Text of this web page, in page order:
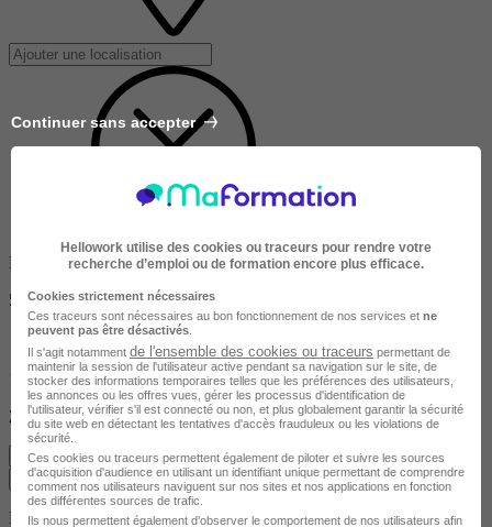
Dans un rayon de
50km
10km
200km
Effacer
Valider
Durée de la formation
Continuer sans accepter
Hellowork utilise des cookies ou traceurs pour rendre votre
recherche d’emploi ou de formation encore plus efficace.
Cookies strictement nécessaires
Ces traceurs sont nécessaires au bon fonctionnement de nos services et ne
peuvent pas être désactivés
Il s'agit notamment de l'ensemble des cookies ou traceurs permettant de
maintenir la session de l'utilisateur active pendant sa navigation sur le site, de
stocker des informations temporaires telles que les préférences des utilisateurs,
les annonces ou les offres vues, gérer les processus d'identification de
l'utilisateur, vérifier s'il est connecté ou non, et plus globalement garantir la sécurité
du site web en détectant les tentatives d'accès frauduleux ou les violations de
sécurité.
Ces cookies ou traceurs permettent également de piloter et suivre les sources
d'acquisition d'audience en utilisant un identifiant unique permettant de comprendre
comment nos utilisateurs naviguent sur nos sites et nos applications en fonction
des différentes sources de trafic.
Ils nous permettent également d’observer le comportement de nos utilisateurs afin